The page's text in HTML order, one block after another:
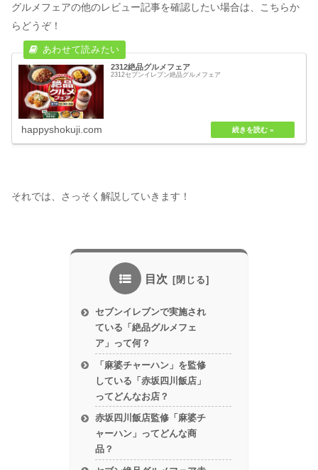
グルメフェアの他のレビュー記事を確認したい場合は、こちらか
らどうぞ！
2312絶品グルメフェア
2312セブンイレブン絶品グルメフェア
happyshokuji.com
それでは、さっそく解説していきます！
目次
セブンイレブンで実施され
ている「絶品グルメフェ
ア」って何？
「麻婆チャーハン」を監修
している「赤坂四川飯店」
ってどんなお店？
赤坂四川飯店監修「麻婆チ
ャーハン」ってどんな商
品？